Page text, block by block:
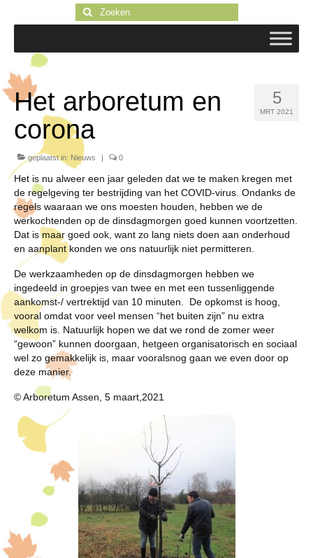
Zoeken
naar:
5
MRT 2021
Het arboretum en
corona
geplaatst in: Nieuws | 0
Het is nu alweer een jaar geleden dat we te maken kregen met
de regelgeving ter bestrijding van het COVID-virus. Ondanks de
regels waaraan we ons moesten houden, hebben we de
werkochtenden op de dinsdagmorgen goed kunnen voortzetten.
Dat is maar goed ook, want zo lang niets doen aan onderhoud
en aanplant konden we ons natuurlijk niet permitteren.
De werkzaamheden op de dinsdagmorgen hebben we
ingedeeld in groepjes van twee en met een tussenliggende
aankomst-/ vertrektijd van 10 minuten. De opkomst is hoog,
vooral omdat voor veel mensen “het buiten zijn” nu extra
welkom is. Natuurlijk hopen we dat we rond de zomer weer
“gewoon” kunnen doorgaan, hetgeen organisatorisch en sociaal
wel zo gemakkelijk is, maar vooralsnog gaan we even door op
deze manier.
© Arboretum Assen, 5 maart,2021